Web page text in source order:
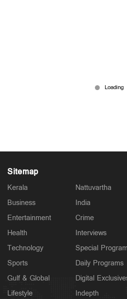
സൗന്ദര്യവര്‍ധക ക്രീമുകള്‍
Sitemap
Kerala
Business
Entertainment
Health
Technology
Sports
Gulf & Global
Lifestyle
Nattuvartha
India
Crime
Interviews
Special
Daily Programs
Digital
Indepth